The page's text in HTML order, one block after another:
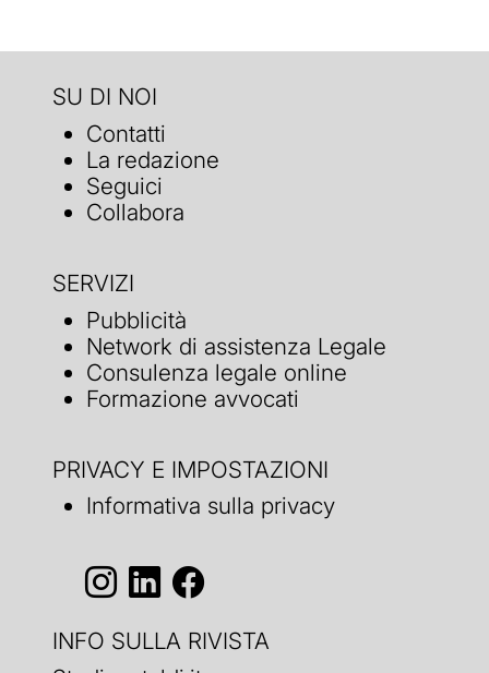
SU DI NOI
Contatti
La redazione
Seguici
Collabora
SERVIZI
Pubblicità
Network di assistenza Legale
Consulenza legale online
Formazione avvocati
PRIVACY E IMPOSTAZIONI
Informativa sulla privacy
INFO SULLA RIVISTA